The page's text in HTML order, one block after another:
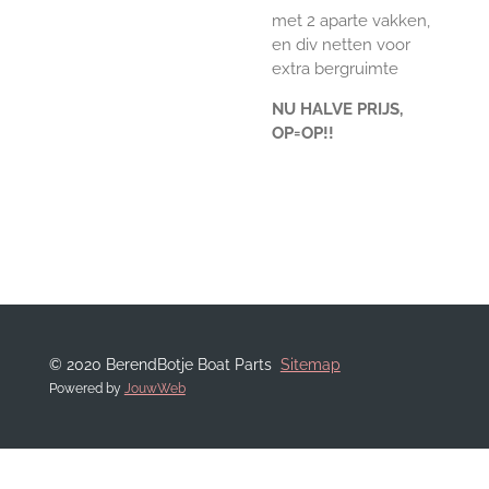
met 2 aparte vakken,
en div netten voor
extra bergruimte
NU HALVE PRIJS,
OP=OP!!
© 2020 BerendBotje Boat Parts Sitemap
Powered by JouwWeb